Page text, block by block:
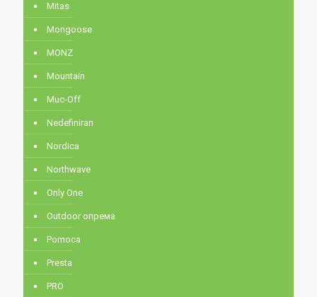
Mitas
Mongoose
MONZ
Mountain
Muc-Off
Nedefiniran
Nordica
Northwave
Only One
Outdoor опрема
Pomoca
Presta
PRO